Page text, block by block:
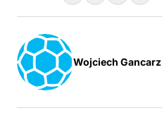
Wojciech Gancarz